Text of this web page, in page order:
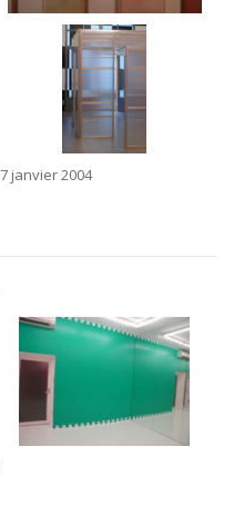
janvier 2004